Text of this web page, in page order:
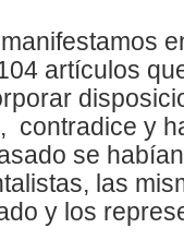
artículos
contradice y
se
las
y los